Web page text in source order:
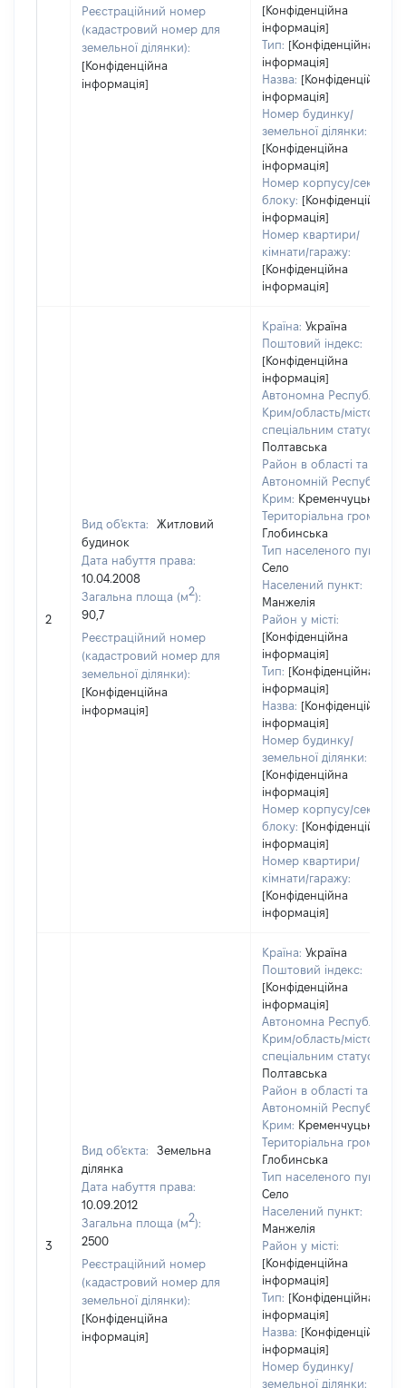
Реєстраційний номер
(кадастровий номер для
земельної ділянки):
[Конфіденційна
інформація]
[Конфіденційна
інформація]
Тип: [Конфіденційна
інформація]
Назва: [Конфіденційна
інформація]
Номер будинку/
земельної ділянки:
[Конфіденційна
інформація]
Номер корпусу/секції/
блоку: [Конфіденційна
інформація]
Номер квартири/
кімнати/гаражу:
[Конфіденційна
інформація]
2
Вид об'єкта:
Житловий
будинок
Дата набуття права:
10.04.2008
Загальна площа (м2):
90,7
Реєстраційний номер
(кадастровий номер для
земельної ділянки):
[Конфіденційна
інформація]
Країна: Україна
Поштовий індекс:
[Конфіденційна
інформація]
Автономна Республіка
Крим/область/місто зі
спеціальним статусом:
Полтавська
Район в області та
Автономній Республіці
Крим: Кременчуцький
Територіальна громада:
Глобинська
Тип населеного пункту:
Село
Населений пункт:
Манжелія
Район у місті:
[Конфіденційна
інформація]
Тип: [Конфіденційна
інформація]
Назва: [Конфіденційна
інформація]
Номер будинку/
земельної ділянки:
[Конфіденційна
інформація]
Номер корпусу/секції/
блоку: [Конфіденційна
інформація]
Номер квартири/
кімнати/гаражу:
[Конфіденційна
інформація]
3
Вид об'єкта:
Земельна
ділянка
Дата набуття права:
10.09.2012
Загальна площа (м2):
2500
Реєстраційний номер
(кадастровий номер для
земельної ділянки):
[Конфіденційна
інформація]
Країна: Україна
Поштовий індекс:
[Конфіденційна
інформація]
Автономна Республіка
Крим/область/місто зі
спеціальним статусом:
Полтавська
Район в області та
Автономній Республіці
Крим: Кременчуцький
Територіальна громада:
Глобинська
Тип населеного пункту:
Село
Населений пункт:
Манжелія
Район у місті:
[Конфіденційна
інформація]
Тип: [Конфіденційна
інформація]
Назва: [Конфіденційна
інформація]
Номер будинку/
земельної ділянки: